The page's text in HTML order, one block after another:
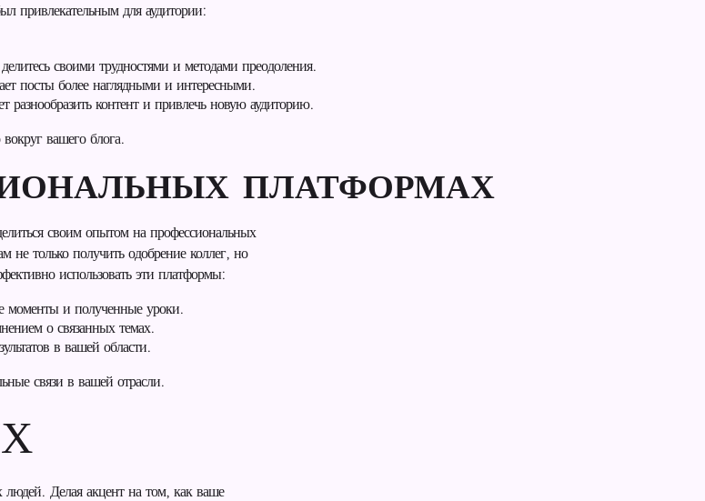
привлекательным для аудитории:
своими трудностями и методами преодоления.
посты более наглядными и интересными.
контент и привлечь новую аудиторию.
вашего блога.
ПЛАТФОРМАХ
своим опытом на профессиональных
только получить одобрение коллег, но
использовать эти платформы:
моменты и полученные уроки.
о связанных темах.
в вашей области.
связи в вашей отрасли.
людей. Делая акцент на том, как ваше